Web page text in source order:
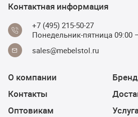
Контактная информация
+7 (495) 215-50-27
Понедельник-пятница 09:00
sales@mebelstol.ru
О компании
Контакты
Оптовикам